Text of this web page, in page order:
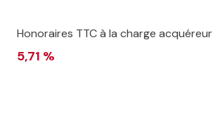
Honoraires TTC à la charge acquéreur
5,71 %